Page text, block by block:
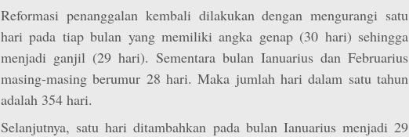
Reformasi penanggalan kembali dilakukan dengan mengurangi satu
hari pada tiap bulan yang memiliki angka genap (30 hari) sehingga
menjadi ganjil (29 hari). Sementara bulan Ianuarius dan Februarius
masing-masing berumur 28 hari. Maka jumlah hari dalam satu tahun
adalah 354 hari.
Selanjutnya, satu hari ditambahkan pada bulan Ianuarius menjadi 29